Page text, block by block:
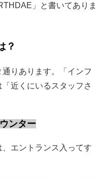
」と書いてありま
？
りあります。「インフ
近くにいるスタッフさ
ンター
エントランス入ってす